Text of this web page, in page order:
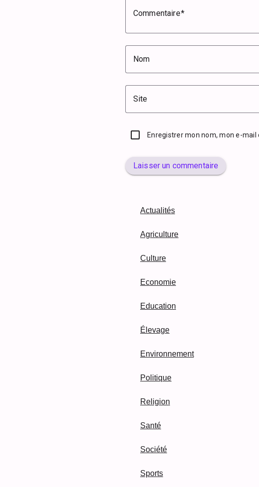
Commentaire
Nom
Site
Enregistrer mon nom, mon e-
Laisser un commentaire
Actualités
Agriculture
Culture
Economie
Education
Élevage
Environnement
Politique
Religion
Santé
Société
Sports